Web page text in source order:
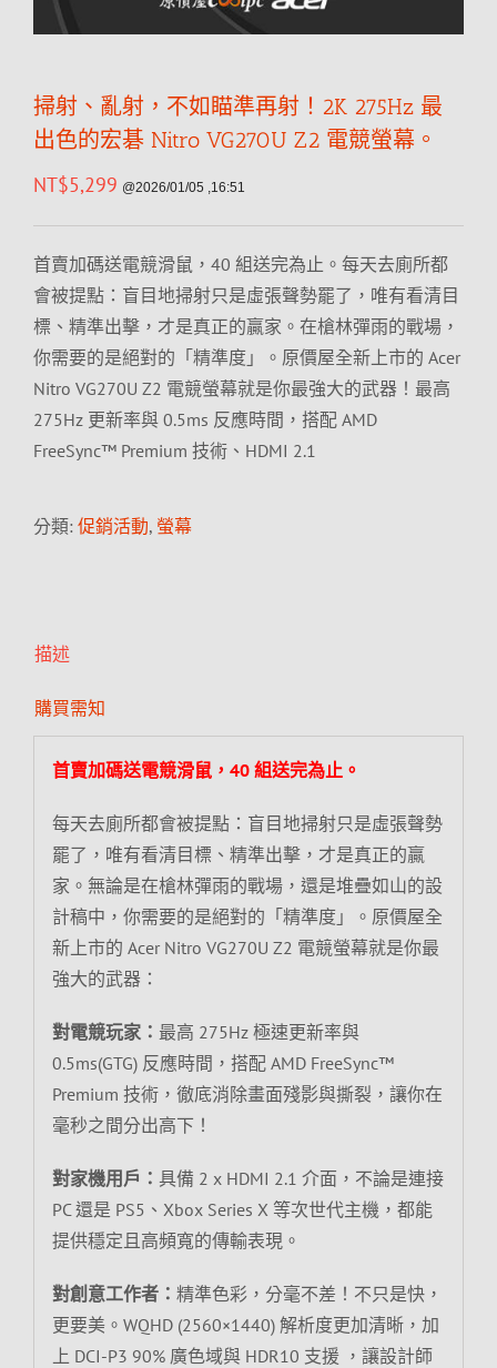
掃射、亂射，不如瞄準再射！2K 275Hz 最
出色的宏碁 Nitro VG270U Z2 電競螢幕。
NT$5,299 @2026/01/05 ,16:51
首賣加碼送電競滑鼠，40 組送完為止。每天去廁所都
會被提點：盲目地掃射只是虛張聲勢罷了，唯有看清目
標、精準出擊，才是真正的贏家。在槍林彈雨的戰場，
你需要的是絕對的「精準度」。原價屋全新上市的 Acer
Nitro VG270U Z2 電競螢幕就是你最強大的武器！最高
275Hz 更新率與 0.5ms 反應時間，搭配 AMD
FreeSync™ Premium 技術、HDMI 2.1
分類: 促銷活動, 螢幕
描述
購買需知
首賣加碼送電競滑鼠，40 組送完為止。
每天去廁所都會被提點：盲目地掃射只是虛張聲勢
罷了，唯有看清目標、精準出擊，才是真正的贏
家。無論是在槍林彈雨的戰場，還是堆疊如山的設
計稿中，你需要的是絕對的「精準度」。原價屋全
新上市的 Acer Nitro VG270U Z2 電競螢幕就是你最
強大的武器：
對電競玩家： 最高 275Hz 極速更新率與
0.5ms(GTG) 反應時間，搭配 AMD FreeSync™
Premium 技術，徹底消除畫面殘影與撕裂，讓你在
毫秒之間分出高下！
對家機用戶： 具備 2 x HDMI 2.1 介面，不論是連接
PC 還是 PS5、Xbox Series X 等次世代主機，都能
提供穩定且高頻寬的傳輸表現。
對創意工作者： 精準色彩，分毫不差！不只是快，
更要美。WQHD (2560×1440) 解析度更加清晰，加
上 DCI-P3 90% 廣色域與 HDR10 支援 ，讓設計師